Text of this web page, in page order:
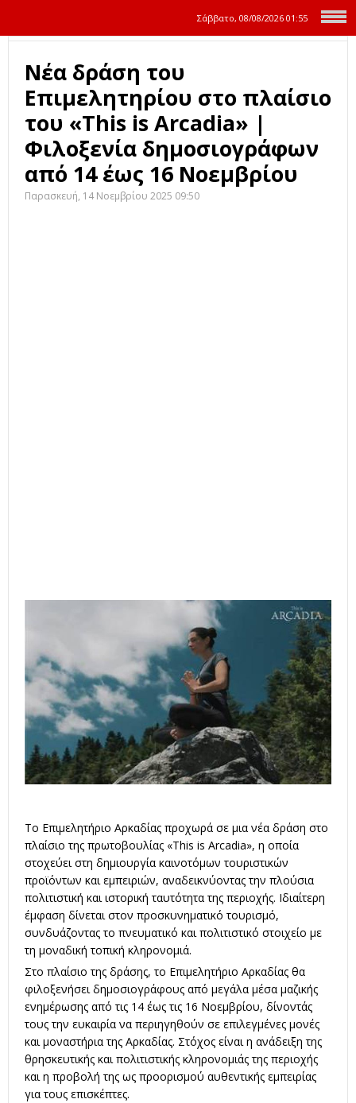
Σάββατο, 08/08/2026 01:55
Νέα δράση του
Επιμελητηρίου στο πλαίσιο
του «This is Arcadia» |
Φιλοξενία δημοσιογράφων
από 14 έως 16 Νοεμβρίου
Παρασκευή, 14 Νοεμβρίου 2025 09:50
Το Επιμελητήριο Αρκαδίας προχωρά σε μια νέα δράση στο
πλαίσιο της πρωτοβουλίας «This is Arcadia», η οποία
στοχεύει στη δημιουργία καινοτόμων τουριστικών
προϊόντων και εμπειριών, αναδεικνύοντας την πλούσια
πολιτιστική και ιστορική ταυτότητα της περιοχής. Ιδιαίτερη
έμφαση δίνεται στον προσκυνηματικό τουρισμό,
συνδυάζοντας το πνευματικό και πολιτιστικό στοιχείο με
τη μοναδική τοπική κληρονομιά.
Στο πλαίσιο της δράσης, το Επιμελητήριο Αρκαδίας θα
φιλοξενήσει δημοσιογράφους από μεγάλα μέσα μαζικής
ενημέρωσης από τις 14 έως τις 16 Νοεμβρίου, δίνοντάς
τους την ευκαιρία να περιηγηθούν σε επιλεγμένες μονές
και μοναστήρια της Αρκαδίας. Στόχος είναι η ανάδειξη της
θρησκευτικής και πολιτιστικής κληρονομιάς της περιοχής
και η προβολή της ως προορισμού αυθεντικής εμπειρίας
για τους επισκέπτες.